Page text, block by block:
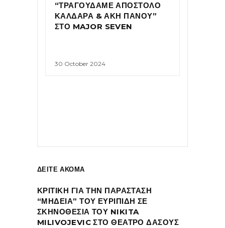
“ΤΡΑΓΟΥΔΑΜΕ ΑΠΟΣΤΟΛΟ
ΚΑΛΔΑΡΑ & ΑΚΗ ΠΑΝΟΥ”
ΣΤΟ MAJOR SEVEN
30 October 2024
ΔΕΙΤΕ ΑΚΟΜΑ
ΚΡΙΤΙΚΗ ΓΙΑ ΤΗΝ ΠΑΡΑΣΤΑΣΗ
“ΜΗΔΕΙΑ” ΤΟΥ ΕΥΡΙΠΙΔΗ ΣΕ
ΣΚΗΝΟΘΕΣΙΑ ΤΟΥ NIKITA
MILIVOJEVIC ΣΤΟ ΘΕΑΤΡΟ ΔΑΣΟΥΣ